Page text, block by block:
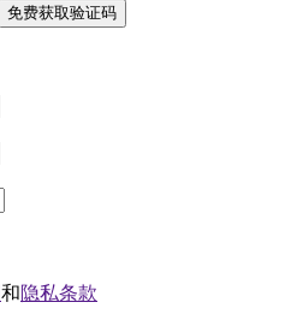
和隐私条款